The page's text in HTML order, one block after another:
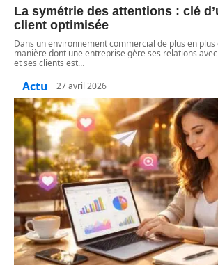
La symétrie des attentions : clé
client optimisée
Dans un environnement commercial de plus en
manière dont une entreprise gère ses relations
et ses clients est…
Actu 27 avril 2026